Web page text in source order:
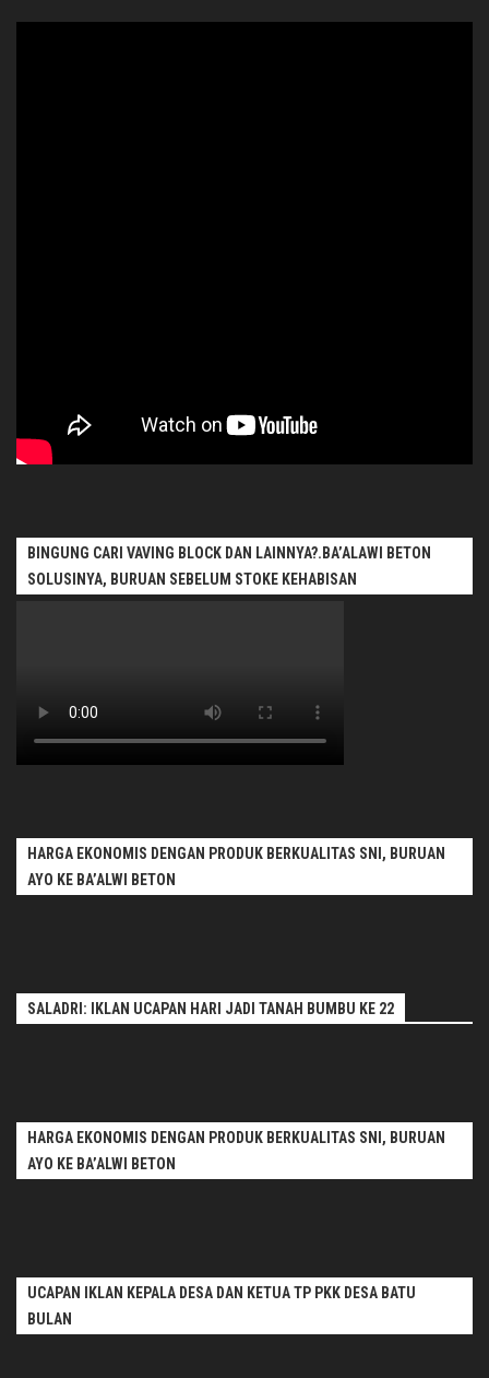
BINGUNG CARI VAVING BLOCK DAN LAINNYA?.BA’ALAWI BETON
SOLUSINYA, BURUAN SEBELUM STOKE KEHABISAN
HARGA EKONOMIS DENGAN PRODUK BERKUALITAS SNI, BURUAN
AYO KE BA’ALWI BETON
SALADRI: IKLAN UCAPAN HARI JADI TANAH BUMBU KE 22
HARGA EKONOMIS DENGAN PRODUK BERKUALITAS SNI, BURUAN
AYO KE BA’ALWI BETON
UCAPAN IKLAN KEPALA DESA DAN KETUA TP PKK DESA BATU
BULAN